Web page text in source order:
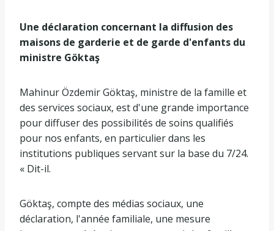
Une déclaration concernant la diffusion des
maisons de garderie et de garde d'enfants du
ministre Göktaş
Mahinur Özdemir Göktaş, ministre de la famille et
des services sociaux, est d'une grande importance
pour diffuser des possibilités de soins qualifiés
pour nos enfants, en particulier dans les
institutions publiques servant sur la base du 7/24.
« Dit-il.
Göktaş, compte des médias sociaux, une
déclaration, l'année familiale, une mesure